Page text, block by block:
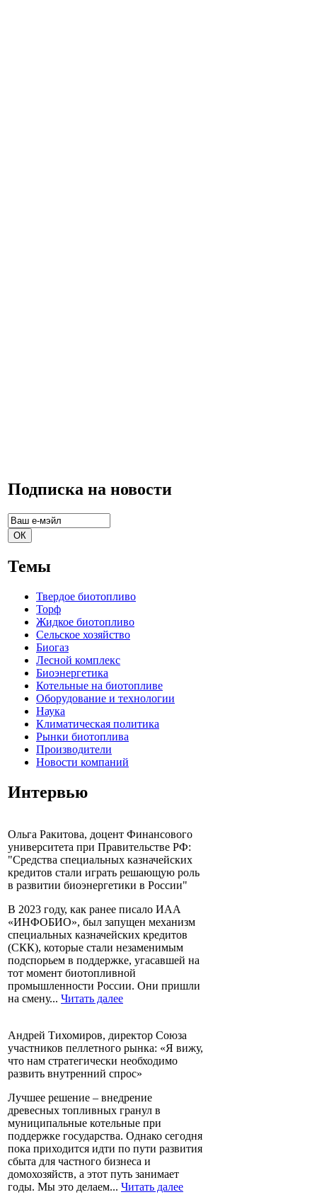
Подписка на новости
Темы
Твердое биотопливо
Торф
Жидкое биотопливо
Сельское хозяйство
Биогаз
Лесной комплекс
Биоэнергетика
Котельные на биотопливе
Оборудование и технологии
Наука
Климатическая политика
Рынки биотоплива
Производители
Новости компаний
Интервью
Ольга Ракитова, доцент Финансового
университета при Правительстве РФ:
"Средства специальных казначейских
кредитов стали играть решающую роль
в развитии биоэнергетики в России"
В 2023 году, как ранее писало ИАА
«ИНФОБИО», был запущен механизм
специальных казначейских кредитов
(СКК), которые стали незаменимым
подспорьем в поддержке, угасавшей на
тот момент биотопливной
промышленности России. Они пришли
на смену... Читать далее
Андрей Тихомиров, директор Союза
участников пеллетного рынка: «Я вижу,
что нам стратегически необходимо
развить внутренний спрос»
Лучшее решение – внедрение
древесных топливных гранул в
муниципальные котельные при
поддержке государства. Однако сегодня
пока приходится идти по пути развития
сбыта для частного бизнеса и
домохозяйств, а этот путь занимает
годы. Мы это делаем... Читать далее